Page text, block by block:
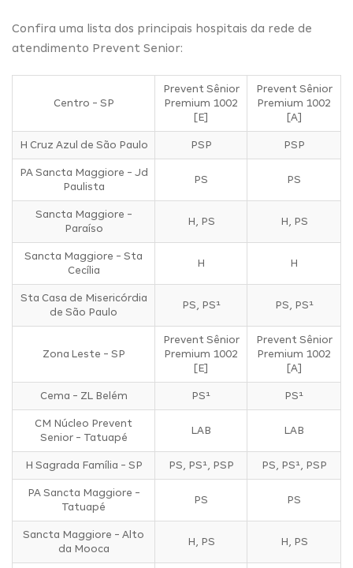
Confira uma lista dos principais hospitais da rede de
atendimento Prevent Senior:
Centro - SP
Prevent Sênior
Premium 1002
[E]
Prevent Sênior
Premium 1002
[A]
H Cruz Azul de São Paulo PSP PSP
PA Sancta Maggiore - Jd
Paulista
PS PS
Sancta Maggiore -
Paraíso
H, PS H, PS
Sancta Maggiore - Sta
Cecília
H H
Sta Casa de Misericórdia
de São Paulo
PS, PS¹ PS, PS¹
Zona Leste - SP
Prevent Sênior
Premium 1002
[E]
Prevent Sênior
Premium 1002
[A]
Cema - ZL Belém PS¹ PS¹
CM Núcleo Prevent
Senior - Tatuapé
LAB LAB
H Sagrada Família - SP PS, PS¹, PSP PS, PS¹, PSP
PA Sancta Maggiore -
Tatuapé
PS PS
Sancta Maggiore - Alto
da Mooca
H, PS H, PS